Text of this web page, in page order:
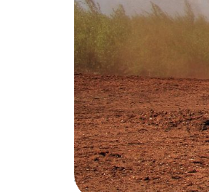
Media on pitkin viime
Luonnonsuojeluliitto
Liiton mielestä hallittu
Suunnitelmia
polttoaineista on
vuosina on tehnyt
”Kannatamme